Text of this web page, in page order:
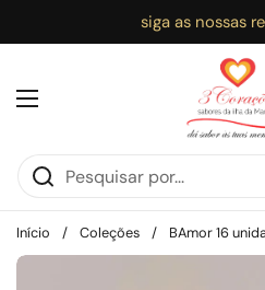
siga as nossas
Abrir menu
Início / Coleções / BAmor 16